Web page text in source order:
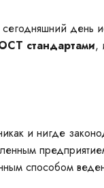
день
стандартами,
и нигде
способом